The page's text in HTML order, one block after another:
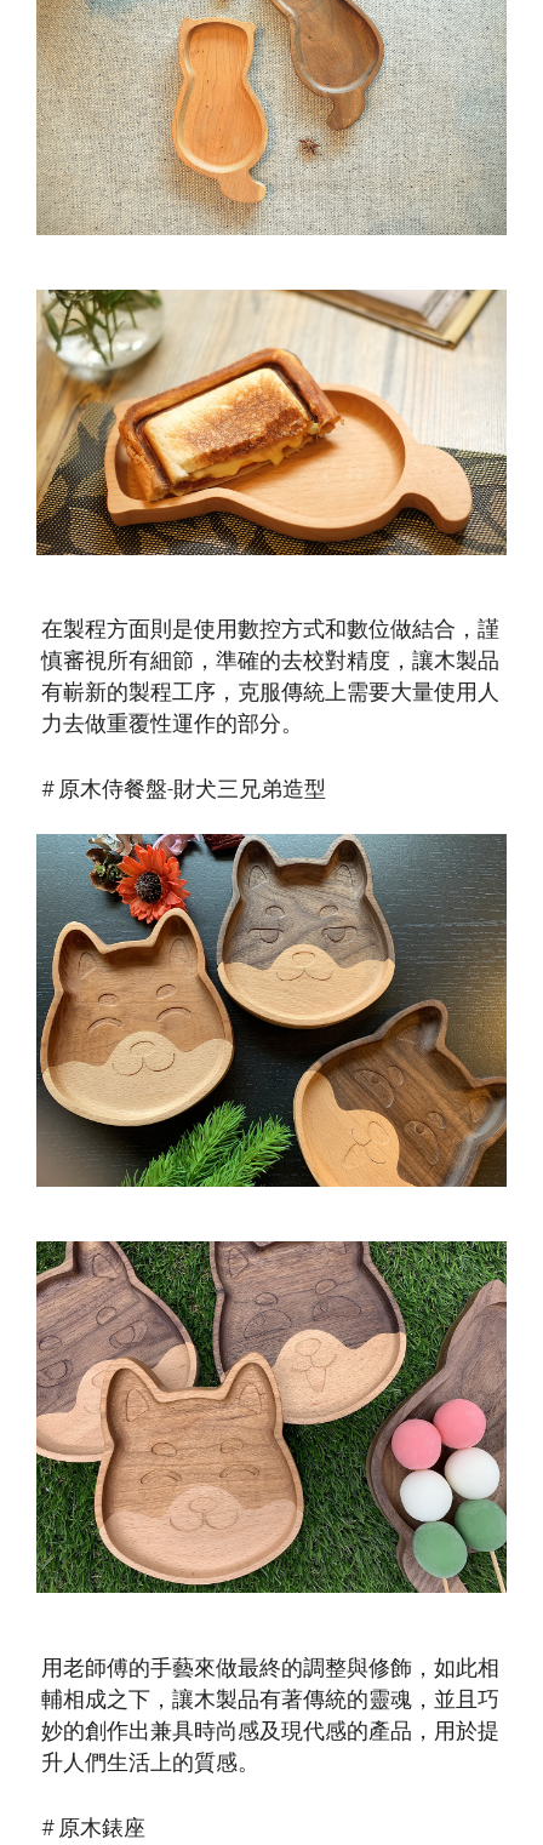
在製程方面則是使用數控方式和數位做結合，謹
慎審視所有細節，準確的去校對精度，讓木製品
有嶄新的製程工序，克服傳統上需要大量使用人
力去做重覆性運作的部分。
# 原木侍餐盤-財犬三兄弟造型
用老師傅的手藝來做最終的調整與修飾，如此相
輔相成之下，讓木製品有著傳統的靈魂，並且巧
妙的創作出兼具時尚感及現代感的產品，用於提
升人們生活上的質感。
# 原木錶座